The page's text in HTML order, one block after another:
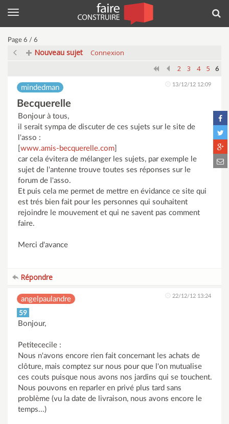
Menu
Page 6 / 6
Nouveau sujet
Connexion
2
3 4 5 6
mindedman 13/12/12 12:09
Becquerelle
Bonjour à tous,
il serait sympa de discuter de ces sujets sur le site de
l'asso :
www.amis-becquerelle.com
car cela évitera de mélanger les sujets, par exemple le
sujet de l'antenne trouve toutes ses réponses sur le
forum de l'asso.
Et puis cela me permet de mettre en évidance ce site qui
est trés bien fait pour les personnes qui souhaitent
rejoindre le mouvement et qui ne savent pas comment
faire.
Merci d'avance
Répondre
angelpaulandre 22/12/12 13:24
59
Bonjour,
Petitececile :
Nous n'avons encore rien fait concernant les achats de
clôture, mais comptez sur nous pour que l'on mutualise
ces couts puisque nous avons nos jardins qui se touchent.
Nous pouvons en reparler en privé plus tard sans
problème (vu la date de livraison, nous avons encore le
temps...)